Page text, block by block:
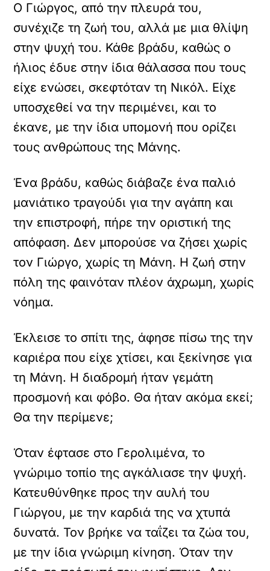
Ο Γιώργος, από την πλευρά του,
συνέχιζε τη ζωή του, αλλά με μια θλίψη
στην ψυχή του. Κάθε βράδυ, καθώς ο
ήλιος έδυε στην ίδια θάλασσα που τους
είχε ενώσει, σκεφτόταν τη Νικόλ. Είχε
υποσχεθεί να την περιμένει, και το
έκανε, με την ίδια υπομονή που ορίζει
τους ανθρώπους της Μάνης.
Ένα βράδυ, καθώς διάβαζε ένα παλιό
μανιάτικο τραγούδι για την αγάπη και
την επιστροφή, πήρε την οριστική της
απόφαση. Δεν μπορούσε να ζήσει χωρίς
τον Γιώργο, χωρίς τη Μάνη. Η ζωή στην
πόλη της φαινόταν πλέον άχρωμη, χωρίς
νόημα.
Έκλεισε το σπίτι της, άφησε πίσω της την
καριέρα που είχε χτίσει, και ξεκίνησε για
τη Μάνη. Η διαδρομή ήταν γεμάτη
προσμονή και φόβο. Θα ήταν ακόμα εκεί;
Θα την περίμενε;
Όταν έφτασε στο Γερολιμένα, το
γνώριμο τοπίο της αγκάλιασε την ψυχή.
Κατευθύνθηκε προς την αυλή του
Γιώργου, με την καρδιά της να χτυπά
δυνατά. Τον βρήκε να ταΐζει τα ζώα του,
με την ίδια γνώριμη κίνηση. Όταν την